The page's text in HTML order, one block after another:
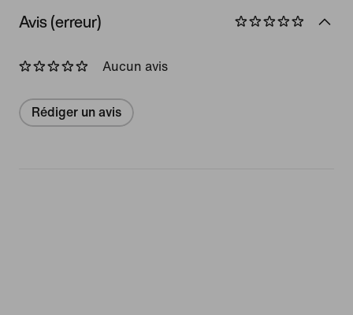
Avis (erreur)
Aucun avis
Rédiger un avis